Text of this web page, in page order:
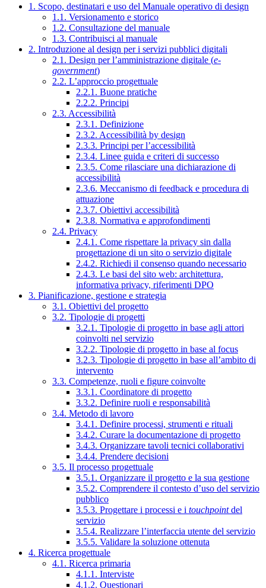
1. Scopo, destinatari e uso del Manuale operativo di design
1.1. Versionamento e storico
1.2. Consultazione del manuale
1.3. Contribuisci al manuale
2. Introduzione al design per i servizi pubblici digitali
2.1. Design per l’amministrazione digitale (e-
government)
2.2. L’approccio progettuale
2.2.1. Buone pratiche
2.2.2. Principi
2.3. Accessibilità
2.3.1. Definizione
2.3.2. Accessibilità by design
2.3.3. Principi per l’accessibilità
2.3.4. Linee guida e criteri di successo
2.3.5. Come rilasciare una dichiarazione di
accessibilità
2.3.6. Meccanismo di feedback e procedura di
attuazione
2.3.7. Obiettivi accessibilità
2.3.8. Normativa e approfondimenti
2.4. Privacy
2.4.1. Come rispettare la privacy sin dalla
progettazione di un sito o servizio digitale
2.4.2. Richiedi il consenso quando necessario
2.4.3. Le basi del sito web: architettura,
informativa privacy, riferimenti DPO
3. Pianificazione, gestione e strategia
3.1. Obiettivi del progetto
3.2. Tipologie di progetti
3.2.1. Tipologie di progetto in base agli attori
coinvolti nel servizio
3.2.2. Tipologie di progetto in base al focus
3.2.3. Tipologie di progetto in base all’ambito di
intervento
3.3. Competenze, ruoli e figure coinvolte
3.3.1. Coordinatore di progetto
3.3.2. Definire ruoli e responsabilità
3.4. Metodo di lavoro
3.4.1. Definire processi, strumenti e rituali
3.4.2. Curare la documentazione di progetto
3.4.3. Organizzare tavoli tecnici collaborativi
3.4.4. Prendere decisioni
3.5. Il processo progettuale
3.5.1. Organizzare il progetto e la sua gestione
3.5.2. Comprendere il contesto d’uso del servizio
pubblico
3.5.3. Progettare i processi e i touchpointdel
servizio
3.5.4. Realizzare l’interfaccia utente del servizio
3.5.5. Validare la soluzione ottenuta
4. Ricerca progettuale
4.1. Ricerca primaria
4.1.1. Interviste
4.1.2. Questionari